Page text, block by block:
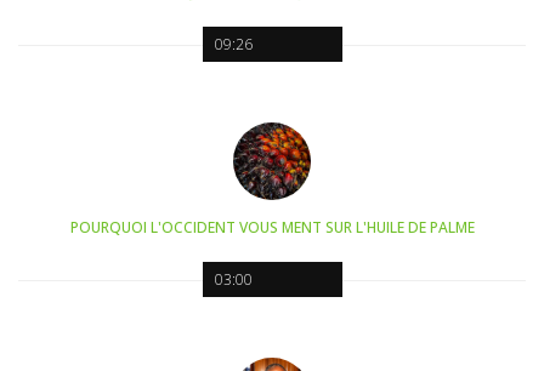
09:26
03:00
POURQUOI L'OCCIDENT VOUS MENT SUR L'HUILE DE PALME